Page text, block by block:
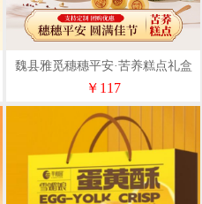
魏县雅觅穗穗平安·苦养糕点礼盒
540g
￥117